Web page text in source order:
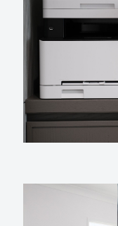
maîtrisons nos
pouvons